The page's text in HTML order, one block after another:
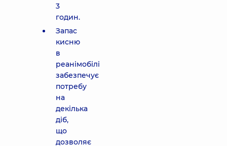
3
годин.
Запас
кисню
в
реанімобілі
забезпечує
потребу
на
декілька
діб,
що
дозволяє